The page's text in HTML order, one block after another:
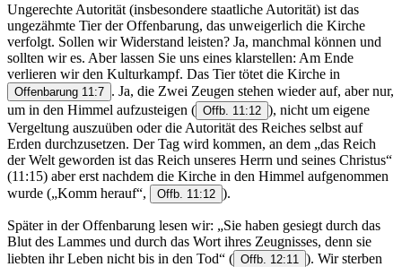
Ungerechte Autorität (insbesondere staatliche Autorität) ist das
ungezähmte Tier der Offenbarung, das unweigerlich die Kirche
verfolgt. Sollen wir Widerstand leisten? Ja, manchmal können und
sollten wir es. Aber lassen Sie uns eines klarstellen: Am Ende
verlieren wir den Kulturkampf. Das Tier tötet die Kirche in
Offenbarung 11:7 . Ja, die Zwei Zeugen stehen wieder auf, aber nur,
um in den Himmel aufzusteigen ( Offb. 11:12 ), nicht um eigene
Vergeltung auszuüben oder die Autorität des Reiches selbst auf
Erden durchzusetzen. Der Tag wird kommen, an dem „das Reich
der Welt geworden ist das Reich unseres Herrn und seines Christus“
(11:15) aber erst nachdem die Kirche in den Himmel aufgenommen
wurde („Komm herauf“,
Offb. 11:12 ).
Später in der Offenbarung lesen wir: „Sie haben gesiegt durch das
Blut des Lammes und durch das Wort ihres Zeugnisses, denn sie
liebten ihr Leben nicht bis in den Tod“ ( Offb. 12:11
). Wir sterben